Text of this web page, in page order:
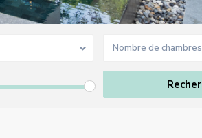
Nombre de chambres